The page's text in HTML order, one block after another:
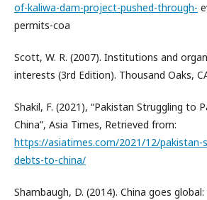
of-kaliwa-dam-project-pushed-through-
permits-coa
Scott, W. R. (2007). Institutions and
interests (3rd Edition). Thousand Oaks,
Shakil, F. (2021), “Pakistan Struggling to
China”, Asia Times, Retrieved from:
https://asiatimes.com/2021/12/pakistan-
debts-to-china/
Shambaugh, D. (2014). China goes